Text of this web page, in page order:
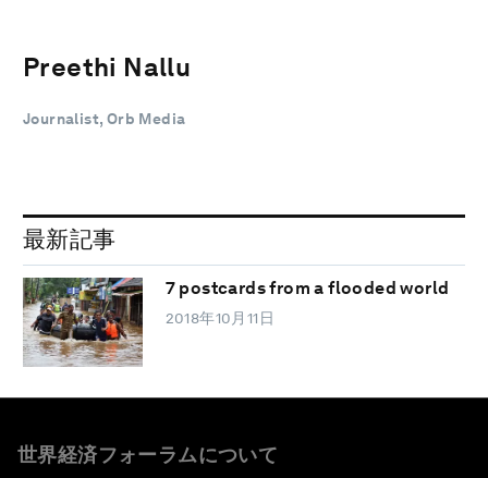
Preethi Nallu
Journalist, Orb Media
最新記事
7 postcards from a flooded world
2018年10月11日
世界経済フォーラムについて